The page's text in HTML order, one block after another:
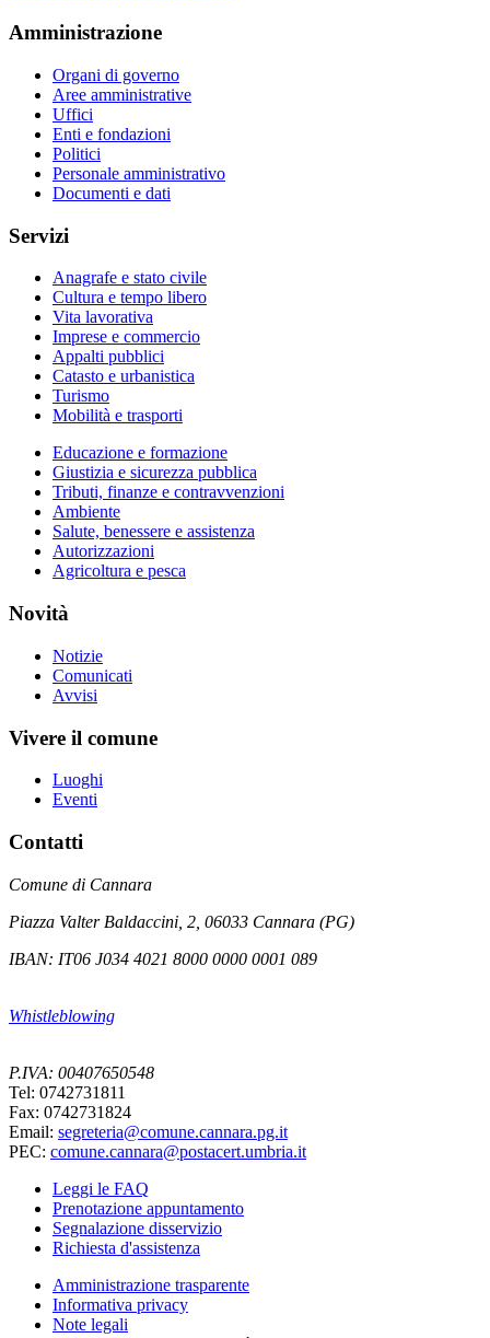
Amministrazione
Organi di governo
Aree amministrative
Uffici
Enti e fondazioni
Politici
Personale amministrativo
Documenti e dati
Servizi
Anagrafe e stato civile
Cultura e tempo libero
Vita lavorativa
Imprese e commercio
Appalti pubblici
Catasto e urbanistica
Turismo
Mobilità e trasporti
Educazione e formazione
Giustizia e sicurezza pubblica
Tributi, finanze e contravvenzioni
Ambiente
Salute, benessere e assistenza
Autorizzazioni
Agricoltura e pesca
Novità
Notizie
Comunicati
Avvisi
Vivere il comune
Luoghi
Eventi
Contatti
Comune di Cannara
Piazza Valter Baldaccini, 2, 06033 Cannara (PG)
IBAN: IT06 J034 4021 8000 0000 0001 089
Whistleblowing
P.IVA: 00407650548
Tel: 0742731811
Fax: 0742731824
Email: segreteria@comune.cannara.pg.it
PEC: comune.cannara@postacert.umbria.it
Leggi le FAQ
Prenotazione appuntamento
Segnalazione disservizio
Richiesta d'assistenza
Amministrazione trasparente
Informativa privacy
Note legali